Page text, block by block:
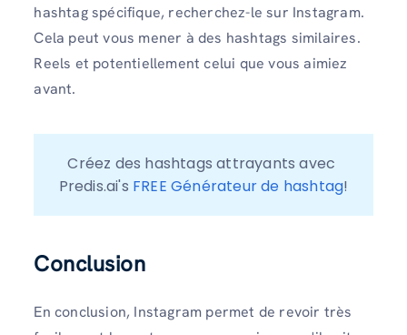
hashtag spécifique, recherchez-le sur Instagram.
Cela peut vous mener à des hashtags similaires.
Reels et potentiellement celui que vous aimiez
avant.
Créez des hashtags attrayants avec
Predis.ai's FREE Générateur de hashtag!
Conclusion
En conclusion, Instagram permet de revoir très